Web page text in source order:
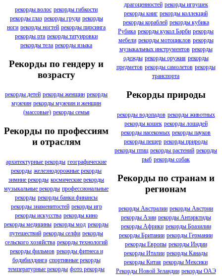
рекорды волос рекорды гибкости
рекорды глаз рекорды груди рекорды
ноги рекорды ногтей рекорды пирсинга
рекорды рта рекорды татуировки
рекорды тела рекорды языка
Рекорды по гендеру и
возрасту
рекорды детей рекорды женщин рекорды
мужчин рекорды мужчин и женщин
(массовые) рекорды семья
Рекорды по профессиям
и отраслям
архитектурные рекорды географические
рекорды железнодорожные рекорды
зимние рекорды космические рекорды
музыкальные рекорды профессиональные
рекорды рекорды банки финансы
рекорды знаменитостей рекорды игр
рекорды искусства рекорды кино
рекорды медицины рекорды мод рекорды
путешествий рекорды селфи рекорды
сельского хозяйства рекорды технологий
рекорды фильмов рекорды фитнеса и
бодибилдинга спортивные рекорды
температурные рекорды фото рекорды
драгоценностей рекорды игрушек
рекорды книг рекорды коллекций
рекорды кораблей рекорды кубика
Рубика рекорды кукол Барби рекорды
мебели рекорды мотоциклов рекорды
музыкальных инструментов рекорды
одежды рекорды оружия рекорды
предметов рекорды самолетов рекорды
транспорта
Рекорды природы
рекорды водопадов рекорды животных
рекорды кошек рекорды лошадей
рекорды насекомых рекорды пауков
рекорды пещер рекорды природы
рекорды птиц рекорды растений рекорды
рыб рекорды собак
Рекорды по странам и
регионам
рекорды Австралии рекорды Австрии
рекорды Азии рекорды Антарктиды
рекорды Африки рекорды Бразилии
рекорды Британии рекорды Германии
рекорды Европы рекорды Индии
рекорды Италии рекорды Канады
рекорды Китая рекорды Мексики
Рекорды Новой Зеландии рекорды ОАЭ